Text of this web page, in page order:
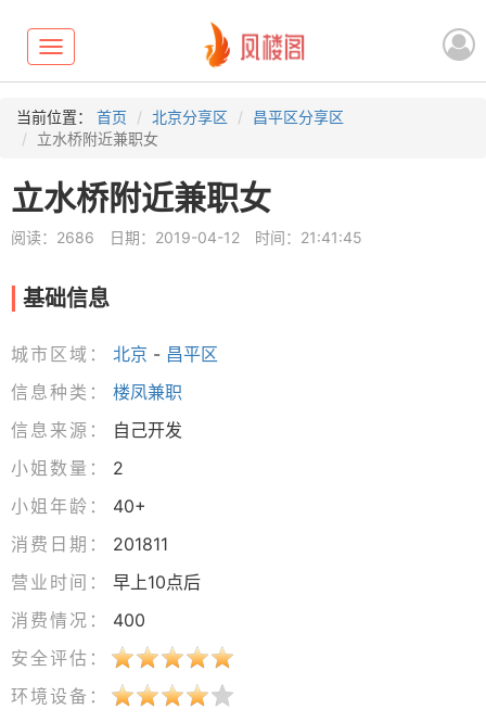
Toggle
navigation
当前位置： 首页 北京分享区
昌平区分享区
立水桥附近兼职女
立水桥附近兼职女
阅读：2686 日期：2019-04-12 时间：21:41:45
基础信息
城市区域： 北京 - 昌平区
信息种类：
楼凤兼职
信息来源：
自己开发
小姐数量：
2
小姐年龄：
40+
消费日期：
201811
营业时间：
早上10点后
消费情况：
400
安全评估：
环境设备：